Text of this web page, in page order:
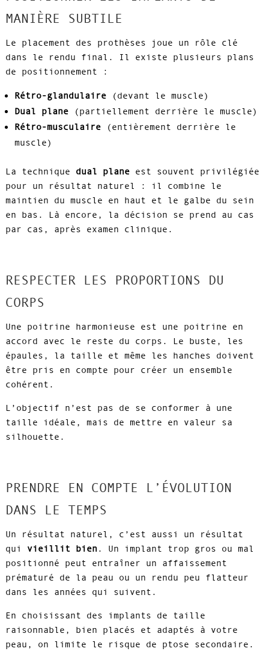
MANIÈRE SUBTILE
Le placement des prothèses joue un rôle clé
dans le rendu final. Il existe plusieurs plans
de positionnement :
Rétro-glandulaire(devant le muscle)
Dual plane(partiellement derrière le muscle)
Rétro-musculaire(entièrement derrière le
muscle)
La technique dual planeest souvent privilégiée
pour un résultat naturel : il combine le
maintien du muscle en haut et le galbe du sein
en bas. Là encore, la décision se prend au cas
par cas, après examen clinique.
RESPECTER LES PROPORTIONS DU
CORPS
Une poitrine harmonieuse est une poitrine en
accord avec le reste du corps. Le buste, les
épaules, la taille et même les hanches doivent
être pris en compte pour créer un ensemble
cohérent.
L’objectif n’est pas de se conformer à une
taille idéale, mais de mettre en valeur sa
silhouette.
PRENDRE EN COMPTE L’ÉVOLUTION
DANS LE TEMPS
Un résultat naturel, c’est aussi un résultat
qui vieillit bien . Un implant trop gros ou mal
positionné peut entraîner un affaissement
prématuré de la peau ou un rendu peu flatteur
dans les années qui suivent.
En choisissant des implants de taille
raisonnable, bien placés et adaptés à votre
peau, on limite le risque de ptose secondaire.